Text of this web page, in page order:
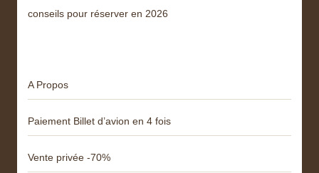
conseils pour réserver en 2026
A Propos
Paiement Billet d’avion en 4 fois
Vente privée -70%